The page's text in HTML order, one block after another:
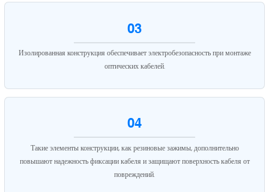
03
Изолированная конструкция обеспечивает электробезопасность при монтаже
оптических кабелей.
04
Такие элементы конструкции, как резиновые зажимы, дополнительно
повышают надежность фиксации кабеля и защищают поверхность кабеля от
повреждений.